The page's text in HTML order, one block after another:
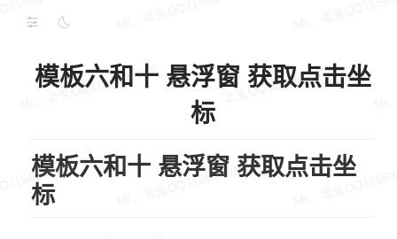
模板六和十 悬浮窗 获取点击坐
标
模板六和十 悬浮窗 获取点击坐
标